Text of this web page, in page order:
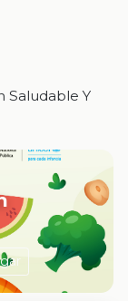
Saludable Y